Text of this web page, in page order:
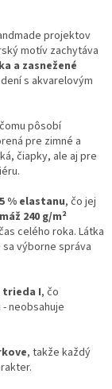
projektov
motív zachytáva
a zasnežené
s akvarelovým
pôsobí
pre zimné a
čiapky, ale aj pre
% elastanu, čo jej
240 g/m²
celého roka. Látka
výborne správa
trieda I, čo
- neobsahuje
, takže každý